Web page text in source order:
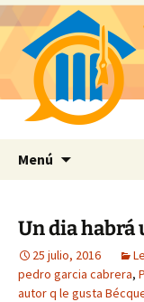
Menú
Un dia habrá
25 julio, 2016
pedro garcia cabrera,
autor q le gusta